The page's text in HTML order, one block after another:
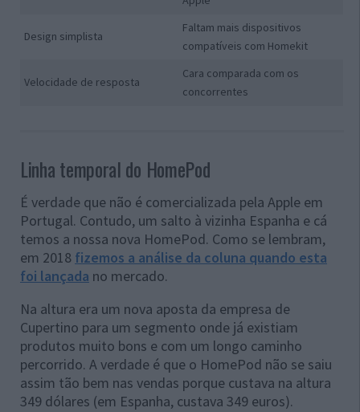
Design simplista
Faltam mais dispositivos
compatíveis com Homekit
Velocidade de resposta
Cara comparada com os
concorrentes
Linha temporal do HomePod
É verdade que não é comercializada pela Apple em
Portugal. Contudo, um salto à vizinha Espanha e cá
temos a nossa nova HomePod. Como se lembram,
em 2018 fizemos a análise da coluna quando esta
foi lançada no mercado.
Na altura era um nova aposta da empresa de
Cupertino para um segmento onde já existiam
produtos muito bons e com um longo caminho
percorrido. A verdade é que o HomePod não se saiu
assim tão bem nas vendas porque custava na altura
349 dólares (em Espanha, custava 349 euros).